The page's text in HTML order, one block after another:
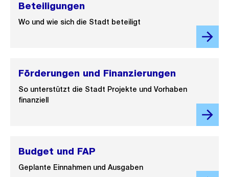
Beteiligungen
Wo und wie sich die Stadt beteiligt
Förderungen und Finanzierungen
So unterstützt die Stadt Projekte und Vorhaben
finanziell
Budget und FAP
Geplante Einnahmen und Ausgaben